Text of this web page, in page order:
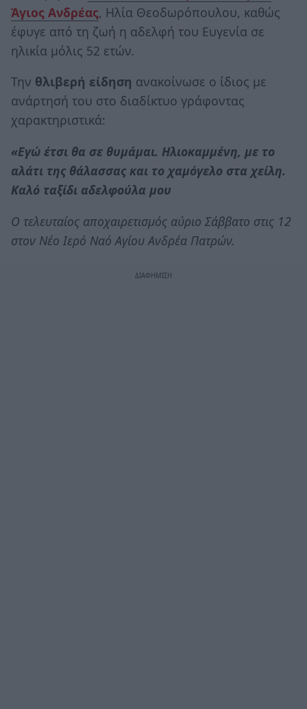
Άγιος Ανδρέας, Ηλία Θεοδωρόπουλου, καθώς
έφυγε από τη ζωή η αδελφή του Ευγενία σε
ηλικία μόλις 52 ετών.
Την θλιβερή είδηση ανακοίνωσε ο ίδιος με
ανάρτησή του στο διαδίκτυο γράφοντας
χαρακτηριστικά:
«Εγώ έτσι θα σε θυμάμαι. Ηλιοκαμμένη, με το
αλάτι της θάλασσας και το χαμόγελο στα χείλη.
Καλό ταξίδι αδελφούλα μου
Ο τελευταίος αποχαιρετισμός αύριο Σάββατο στις 12
στον Νέο Ιερό Ναό Αγίου Ανδρέα Πατρών.